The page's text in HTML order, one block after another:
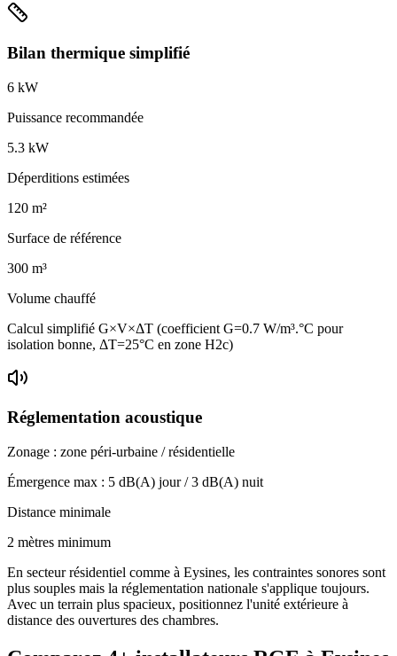
Bilan thermique simplifié
6 kW
Puissance recommandée
5.3 kW
Déperditions estimées
120 m²
Surface de référence
300 m³
Volume chauffé
Calcul simplifié G×V×ΔT (coefficient G=0.7 W/m³.°C pour
isolation bonne, ΔT=25°C en zone H2c)
Réglementation acoustique
Zonage : zone péri-urbaine / résidentielle
Émergence max : 5 dB(A) jour /3 dB(A) nuit
Distance minimale
2 mètres minimum
En secteur résidentiel comme à Eysines, les contraintes sonores sont
plus souples mais la réglementation nationale s'applique toujours.
Avec un terrain plus spacieux, positionnez l'unité extérieure à
distance des ouvertures des chambres.